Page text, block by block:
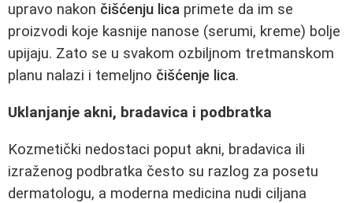
upravo nakon čišćenju lica primete da im se
proizvodi koje kasnije nanose (serumi, kreme) bolje
upijaju. Zato se u svakom ozbiljnom tretmanskom
planu nalazi i temeljno čišćenje lica.
Uklanjanje akni, bradavica i podbratka
Kozmetički nedostaci poput akni, bradavica ili
izraženog podbratka često su razlog za posetu
dermatologu, a moderna medicina nudi ciljana